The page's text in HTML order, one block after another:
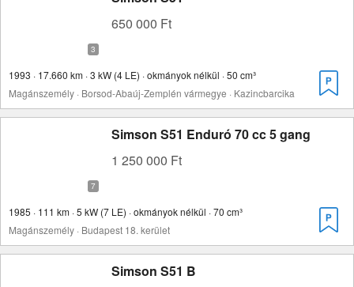
650 000 Ft
1993 · 17.660 km · 3 kW (4 LE) · okmányok nélkül · 50 cm³
Magánszemély · Borsod-Abaúj-Zemplén vármegye · Kazincbarcika
Simson S51 Enduró 70 cc 5 gang
1 250 000 Ft
1985 · 111 km · 5 kW (7 LE) · okmányok nélkül · 70 cm³
Magánszemély · Budapest 18. kerület
Simson S51 B